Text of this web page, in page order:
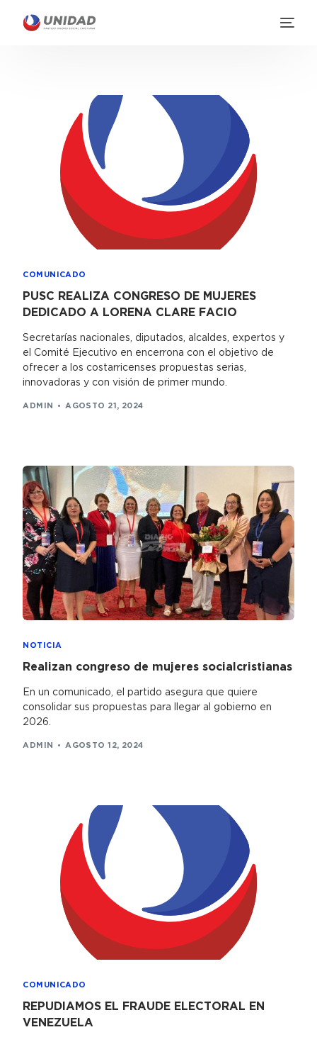
COMUNICADO
PUSC REALIZA CONGRESO DE MUJERES
DEDICADO A LORENA CLARE FACIO
Secretarías nacionales, diputados, alcaldes, expertos y
el Comité Ejecutivo en encerrona con el objetivo de
ofrecer a los costarricenses propuestas serias,
innovadoras y con visión de primer mundo.
ADMIN AGOSTO 21, 2024
NOTICIA
Realizan congreso de mujeres socialcristianas
En un comunicado, el partido asegura que quiere
consolidar sus propuestas para llegar al gobierno en
2026.
ADMIN AGOSTO 12, 2024
COMUNICADO
REPUDIAMOS EL FRAUDE ELECTORAL EN
VENEZUELA